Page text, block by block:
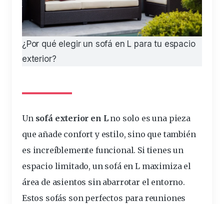
¿Por qué elegir un sofá en L para tu espacio
exterior?
Un sofá exterior en Lno solo es una pieza
que añade conforty estilo, sino que también
es increíblemente funcional. Si tienes un
espacio limitado, un sofá en L maximizael
área de asientos sin abarrotar el entorno.
Estos sofás son perfectos para reuniones